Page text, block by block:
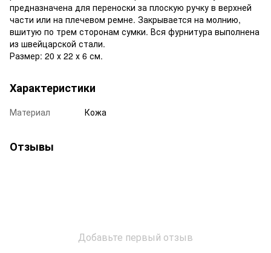
предназначена для переноски за плоскую ручку в верхней
части или на плечевом ремне. Закрывается на молнию,
вшитую по трем сторонам сумки. Вся фурнитура выполнена
из швейцарской стали.
Размер: 20 х 22 х 6 см.
Характеристики
Материал Кожа
Отзывы
Добавьте первый отзыв